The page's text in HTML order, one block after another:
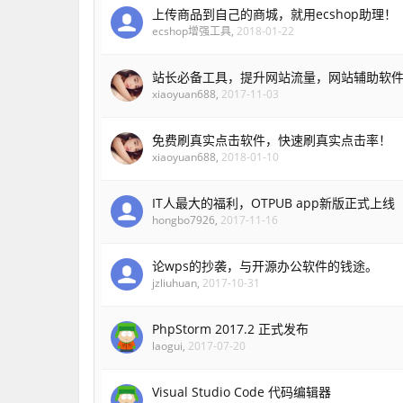
上传商品到自己的商城，就用ecshop助理！
ecshop增强工具, 2018-01-22
站长必备工具，提升网站流量，网站辅助软件
xiaoyuan688, 2017-11-03
免费刷真实点击软件，快速刷真实点击率！
xiaoyuan688, 2018-01-10
IT人最大的福利，OTPUB app新版正式上线
hongbo7926, 2017-11-16
论wps的抄袭，与开源办公软件的钱途。
jzliuhuan, 2017-10-31
PhpStorm 2017.2 正式发布
laogui, 2017-07-20
Visual Studio Code 代码编辑器